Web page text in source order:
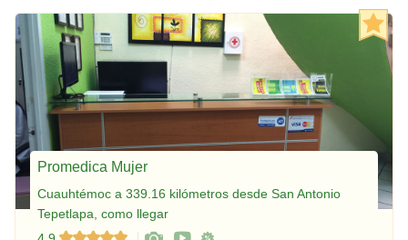
Promedica Mujer
Cuauhtémoc a 339.16 kilómetros desde San Antonio
Tepetlapa, como llegar